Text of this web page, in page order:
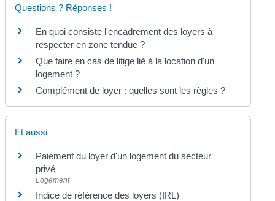
Questions ? Réponses !
En quoi consiste l'encadrement des loyers à
respecter en zone tendue ?
Que faire en cas de litige lié à la location d'un
logement ?
Complément de loyer : quelles sont les règles ?
Et aussi
Paiement du loyer d'un logement du secteur
privé
Logement
Indice de référence des loyers (IRL)